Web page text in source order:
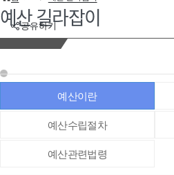
공유하기
예산 길라잡이
예산이란
예산수립절차
예산관련법령